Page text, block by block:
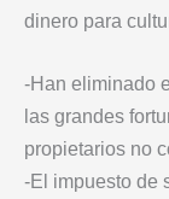
dinero para
-Han eliminado
las grandes
propietarios no
-El impuesto de